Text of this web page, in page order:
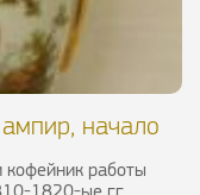
начало
работы
1820-ые гг. ...